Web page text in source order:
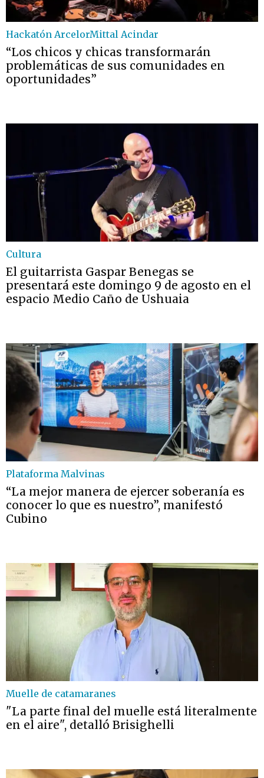
Hackatón ArcelorMittal Acindar
“Los chicos y chicas transformarán
problemáticas de sus comunidades en
oportunidades”
Cultura
El guitarrista Gaspar Benegas se
presentará este domingo 9 de agosto en el
espacio Medio Caño de Ushuaia
Plataforma Malvinas
“La mejor manera de ejercer soberanía es
conocer lo que es nuestro”, manifestó
Cubino
Muelle de catamaranes
"La parte final del muelle está literalmente
en el aire", detalló Brisighelli